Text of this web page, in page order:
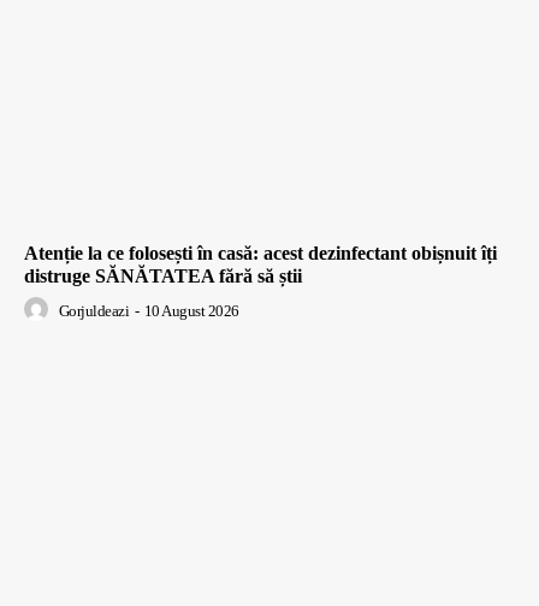
Atenție la ce folosești în casă: acest dezinfectant obișnuit îți
distruge SĂNĂTATEA fără să știi
Gorjuldeazi - 10 August 2026